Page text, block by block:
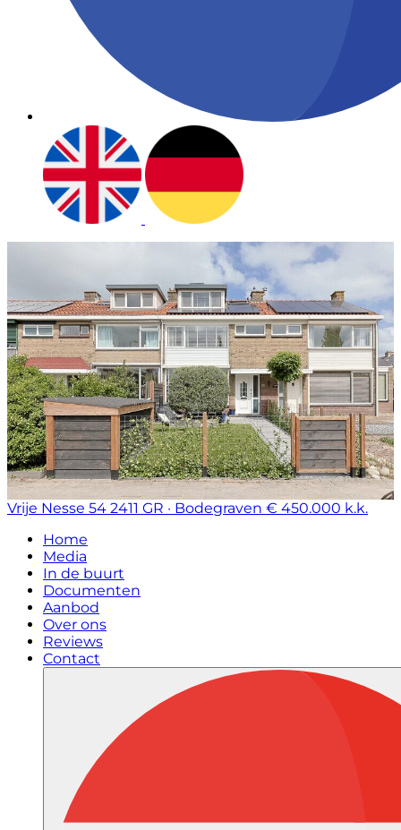
Vrije Nesse 54 2411 GR · Bodegraven € 450.000 k.k.
Home
Media
In de buurt
Documenten
Aanbod
Over ons
Reviews
Contact